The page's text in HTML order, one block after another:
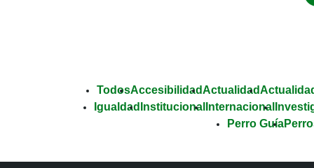
TodosAccesibilidadActualidad
Igualdad Institucional Internacional
Perro Guía